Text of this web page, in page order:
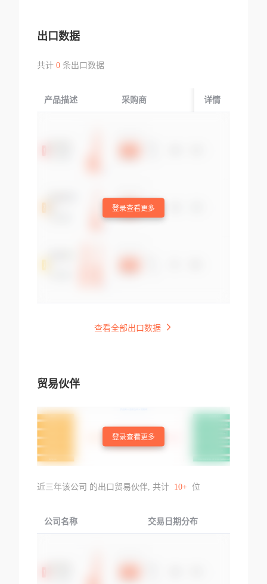
出口数据
共计 0条出口数据
产品描述 采购商 起运国/地区
详情
登录查看更多
查看全部出口数据
贸易伙伴
登录查看更多
近三年该公司 的出口贸易伙伴, 共计 10+ 位
公司名称 交易日期分布